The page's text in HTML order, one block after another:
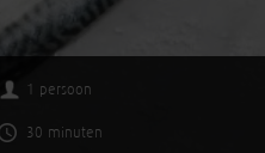
1 persoon
30 minuten